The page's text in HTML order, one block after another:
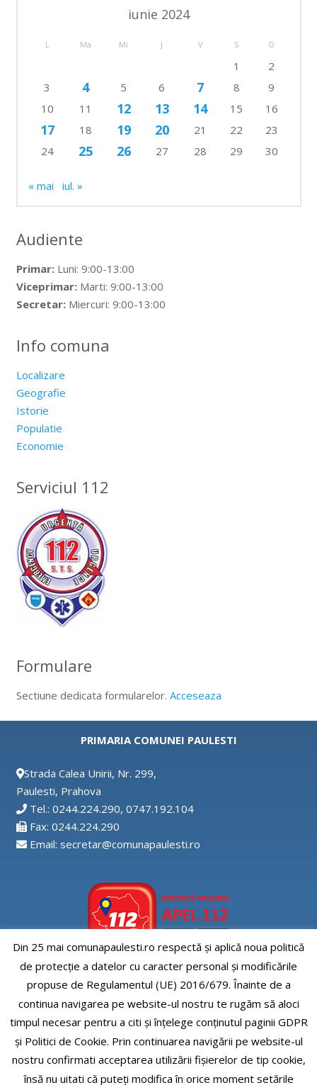
iunie 2024
L Ma Mi J V S D
1
2
3
4 5 6 7 8
9
10
11 12 13 14 15 16
17 18 19 20 21 22
23
24
25 26 27 28 29 30
« mai iul. »
Audiente
Primar:Luni: 9:00-13:00
Viceprimar:Marti: 9:00-13:00
Secretar:Miercuri: 9:00-13:00
Info comuna
Localizare
Geografie
Istorie
Populatie
Economie
Serviciul 112
Formulare
Sectiune dedicata formularelor. Acceseaza
PRIMARIA COMUNEI PAULESTI
Strada Calea Unirii, Nr. 299,
Paulesti, Prahova
Tel.: 0244.224.290, 0747.192.104
Fax: 0244.224.290
Email: secretar@comunapaulesti.ro
Aplicatia APEL112
Comuna Paulesti, judet Prahova
Din 25 mai comunapaulesti.ro respectă și aplică noua politică
de protecție a datelor cu caracter personal și modificările
propuse de Regulamentul (UE) 2016/679. Înainte de a
continua navigarea pe website-ul nostru te rugăm să aloci
timpul necesar pentru a citi și înțelege conținutul paginii GDPR
și Politici de Cookie. Prin continuarea navigării pe website-ul
nostru confirmati acceptarea utilizării fişierelor de tip cookie,
însă nu uitati că puteți modifica în orice moment setările